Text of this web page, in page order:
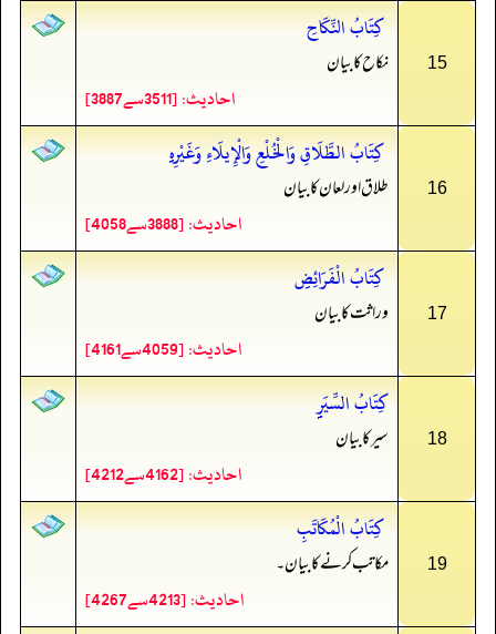
15
كِتَابُ النِّكَاحِ
نکاح کا بیان
احادیث: [3511سے3887]
16
كِتَابُ الطَّلَاقِ وَالْخُلْعِ وَالْإِيلَاءِ وَغَيْرِهِِِ
طلاق اور لعان کا بیان
احادیث: [3888سے4058]
17
كِتَابُ الْفَرَائِضِِ
وراثت کا بیان
احادیث: [4059سے4161]
18
كِتَابُ السِّيَرِِِِِ
سیر کا بیان
احادیث: [4162سے4212]
19
كِتَابُ الْمُكَاتَبِ
مکاتب کرنے کا بیان۔
احادیث: [4213سے4267]